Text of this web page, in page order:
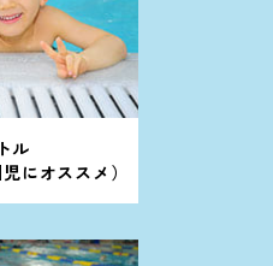
ル
にオススメ）